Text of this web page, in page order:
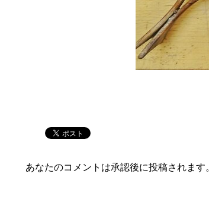
あなたのコメントは承認後に投稿されます。